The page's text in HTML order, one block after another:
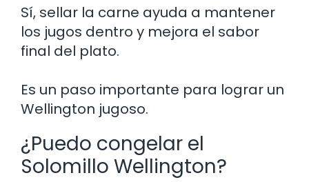
Sí, sellar la carne ayuda a mantener
los jugos dentro y mejora el sabor
final del plato.
Es un paso importante para lograr un
Wellington jugoso.
¿Puedo congelar el
Solomillo Wellington?